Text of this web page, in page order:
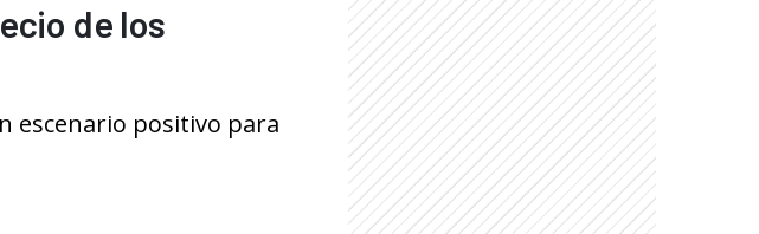
de los
escenario positivo para